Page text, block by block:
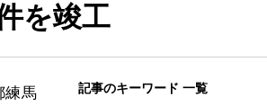
を竣工
練馬
記事のキーワード 一覧